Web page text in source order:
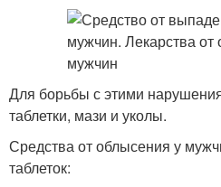
Для борьбы с этими
таблетки, мази и уколы.
Средства от облысения у
таблеток: